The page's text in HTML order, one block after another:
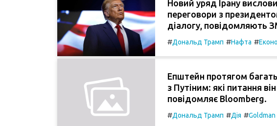
Новий уряд Ірану
переговори з
діалогу, повідомляють
#Дональд Трамп #Нафта #
Епштейн протягом
з Путіним: які питання
повідомляє Bloomberg.
#Дональд Трамп #Дія #Goldman